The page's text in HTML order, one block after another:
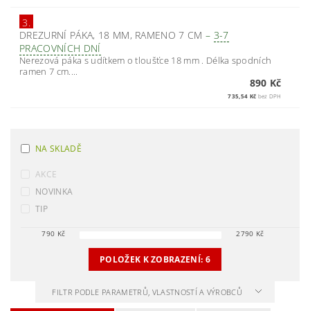
3.
DREZURNÍ PÁKA, 18 MM, RAMENO 7 CM– 3-7
PRACOVNÍCH DNÍ
Nerezová páka s udítkem o tloušťce 18 mm . Délka spodních
ramen 7 cm....
890 Kč
735,54 Kč bez DPH
NA SKLADĚ
AKCE
NOVINKA
TIP
790 Kč 2790 Kč
POLOŽEK K ZOBRAZENÍ: 6
FILTR PODLE PARAMETRŮ, VLASTNOSTÍ A VÝROBCŮ